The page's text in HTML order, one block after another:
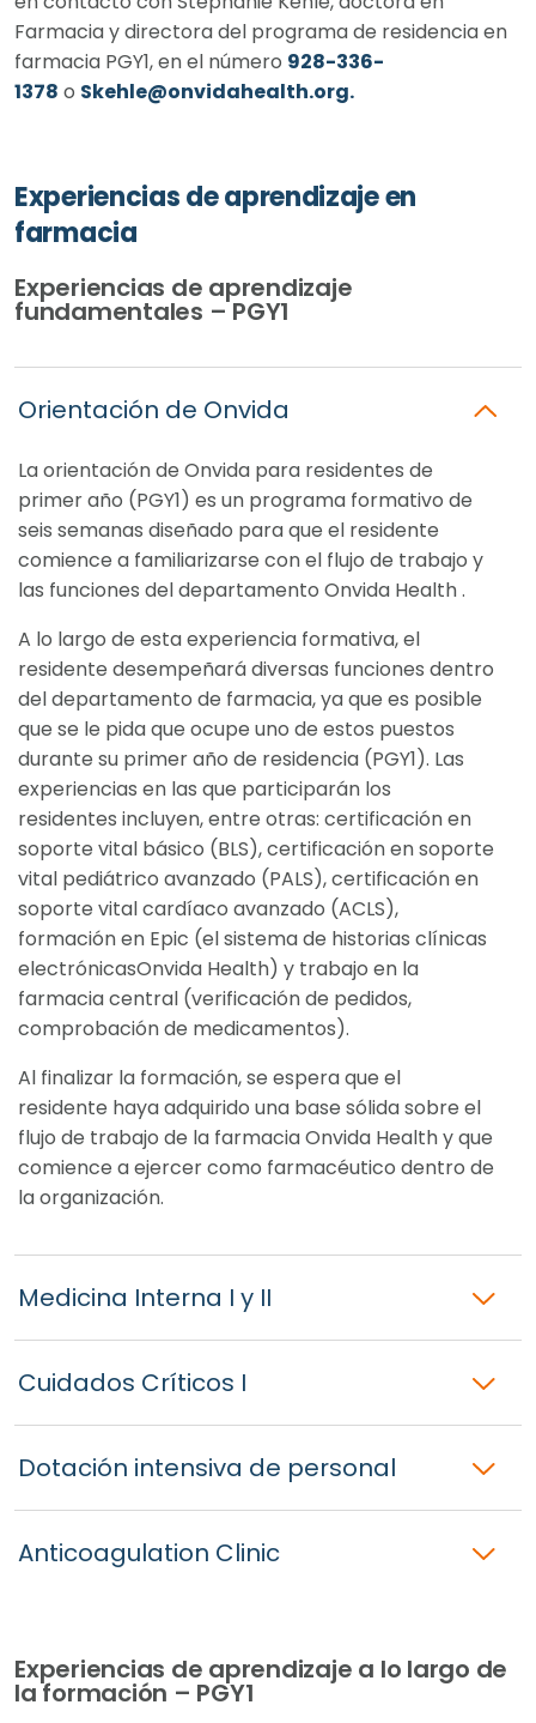
Farmacia y directora del programa de residencia en
farmacia PGY1, en el número 928-336-
1378 o Skehle@onvidahealth.org.
Experiencias de aprendizaje en
farmacia
Experiencias de aprendizaje
fundamentales – PGY1
Orientación de Onvida
La orientación de Onvida para residentes de
primer año (PGY1) es un programa formativo de
seis semanas diseñado para que el residente
comience a familiarizarse con el flujo de trabajo y
las funciones del departamento Onvida Health .
A lo largo de esta experiencia formativa, el
residente desempeñará diversas funciones dentro
del departamento de farmacia, ya que es posible
que se le pida que ocupe uno de estos puestos
durante su primer año de residencia (PGY1). Las
experiencias en las que participarán los
residentes incluyen, entre otras: certificación en
soporte vital básico (BLS), certificación en soporte
vital pediátrico avanzado (PALS), certificación en
soporte vital cardíaco avanzado (ACLS),
formación en Epic (el sistema de historias clínicas
electrónicasOnvida Health) y trabajo en la
farmacia central (verificación de pedidos,
comprobación de medicamentos).
Al finalizar la formación, se espera que el
residente haya adquirido una base sólida sobre el
flujo de trabajo de la farmacia Onvida Health y que
comience a ejercer como farmacéutico dentro de
la organización.
Medicina Interna I y II
Cuidados Críticos I
Dotación intensiva de personal
Anticoagulation Clinic
Experiencias de aprendizaje a lo largo de
la formación – PGY1